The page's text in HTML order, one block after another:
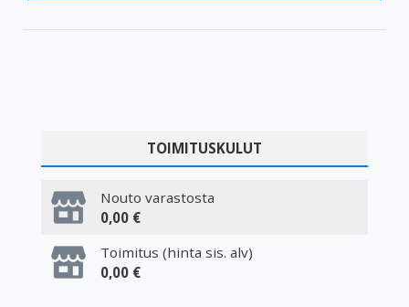
TOIMITUSKULUT
Nouto varastosta
0,00 €
Toimitus (hinta sis. alv)
0,00 €